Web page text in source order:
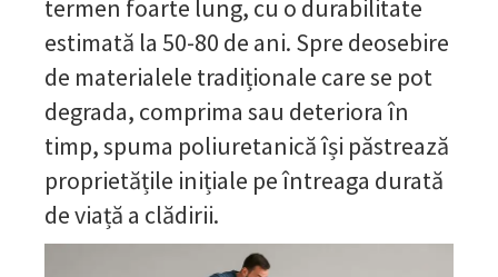
termen foarte lung, cu o durabilitate
estimată la 50-80 de ani. Spre deosebire
de materialele tradiționale care se pot
degrada, comprima sau deteriora în
timp, spuma poliuretanică își păstrează
proprietățile inițiale pe întreaga durată
de viață a clădirii.